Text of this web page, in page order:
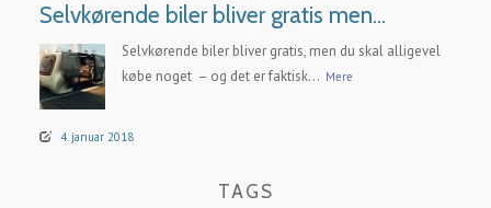
Selvkørende biler bliver gratis men…
Selvkørende biler bliver gratis, men du skal alligevel
købe noget – og det er faktisk... Mere
4. januar 2018
TAGS